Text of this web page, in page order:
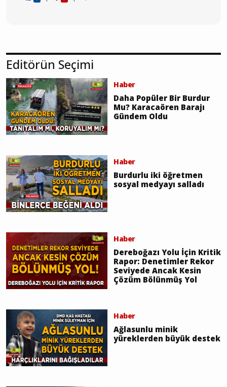
Editörün Seçimi
Haber
Daha Popüler Bir Burdur
Mu? Karacaören Barajı
Gündem Oldu
Haber
Burdurlu iki öğretmen
sosyal medyayı salladı
Haber
Dereboğazı Yolu İçin Kritik
Rapor: Denetimler Rekor
Seviyede Ancak Kesin
Çözüm Bölünmüş Yol
Haber
Ağlasunlu minik
yüreklerden büyük destek